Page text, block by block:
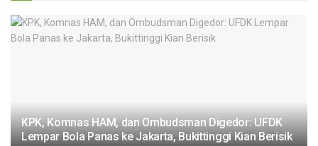
KPK, Komnas HAM, dan Ombudsman Digedor: UFDK
Lempar Bola Panas ke Jakarta, Bukittinggi Kian Berisik